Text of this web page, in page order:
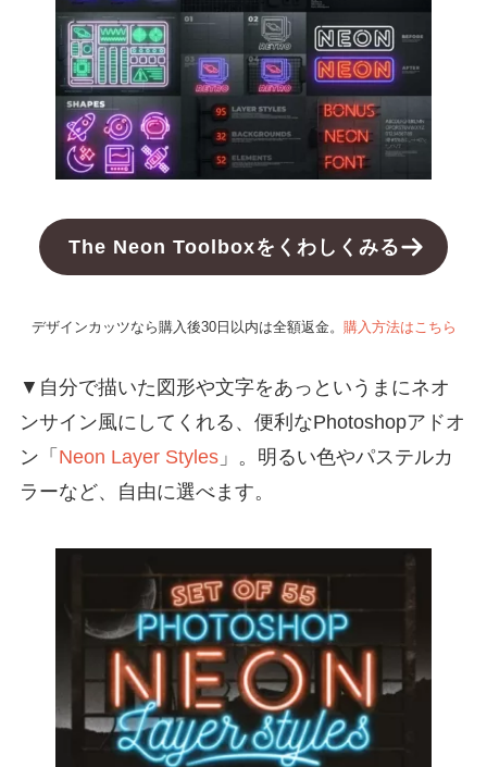
The Neon Toolboxをくわしくみる
デザインカッツなら購入後30日以内は全額返金。 購入方法はこちら
▼自分で描いた図形や文字をあっというまにネオ
ンサイン風にしてくれる、便利なPhotoshopアドオ
ン「 Neon Layer Styles」。明るい色やパステルカ
ラーなど、自由に選べます。